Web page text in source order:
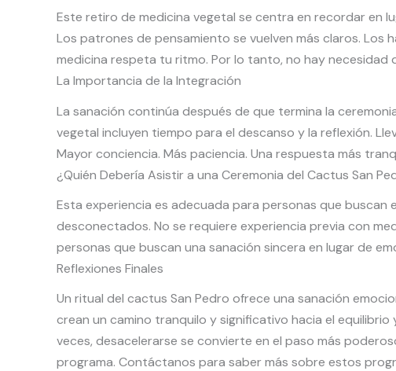
Este retiro de medicina vegetal se centra en recordar en
Los patrones de pensamiento se vuelven más claros. Los
medicina respeta tu ritmo. Por lo tanto, no hay necesidad
La Importancia de la Integración
La sanación continúa después de que termina la
vegetal incluyen tiempo para el descanso y la reflexión.
Mayor conciencia. Más paciencia. Una respuesta más
¿Quién Debería Asistir a una Ceremonia del Cactus San
Esta experiencia es adecuada para personas que
desconectados. No se requiere experiencia previa con
personas que buscan una sanación sincera en lugar de
Reflexiones Finales
Un ritual del cactus San Pedro ofrece una sanación
crean un camino tranquilo y significativo hacia el
veces, desacelerarse se convierte en el paso más
programa. Contáctanos para saber más sobre estos